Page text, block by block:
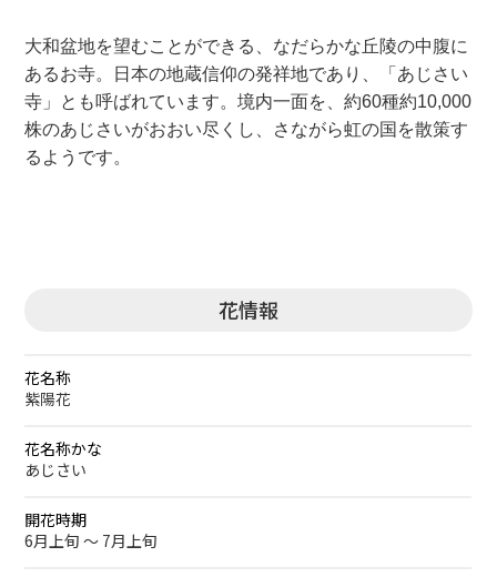
大和盆地を望むことができる、なだらかな丘陵の中腹に
あるお寺。日本の地蔵信仰の発祥地であり、「あじさい
寺」とも呼ばれています。境内一面を、約60種約10,000
株のあじさいがおおい尽くし、さながら虹の国を散策す
るようです。
花情報
花名称
紫陽花
花名称かな
あじさい
開花時期
6月上旬 ～ 7月上旬